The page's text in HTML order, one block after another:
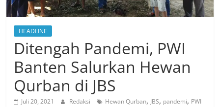
HEADLINE
Ditengah Pandemi, PWI
Banten Salurkan Hewan
Qurban di JBS
Juli 20, 2021 Redaksi Hewan Qurban, JBS, pandemi, PWI